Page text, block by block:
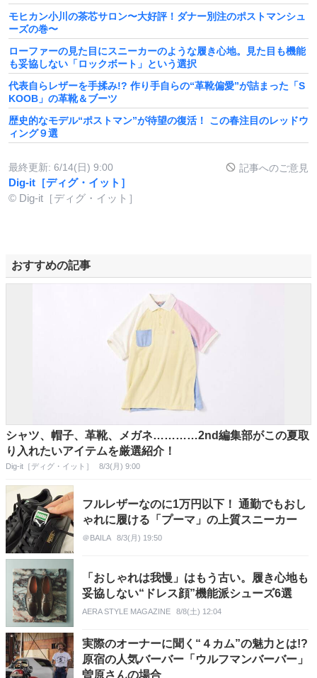
モヒカン小川の茶芯サロン〜大好評！ダナー別注のポストマンシュ
ーズの巻〜
ローファーの見た目にスニーカーのような履き心地。見た目も機能
も妥協しない「ロックボート」という選択
代表自らレザーを手揉み!? 作り手自らの“革靴偏愛”が詰まった「S
KOOB」の革靴＆ブーツ
歴史的なモデル“ポストマン”が待望の復活！ この春注目のレッドウ
ィング９選
最終更新: 6/14(日) 9:00 記事へのご意見
Dig-it［ディグ・イット］
© Dig-it［ディグ・イット］
おすすめの記事
シャツ、帽子、革靴、メガネ…………2nd編集部がこの夏取
り入れたいアイテムを厳選紹介！
Dig-it［ディグ・イット］ 8/3(月) 9:00
フルレザーなのに1万円以下！ 通勤でもおし
ゃれに履ける「プーマ」の上質スニーカー
＠BAILA 8/3(月) 19:50
「おしゃれは我慢」はもう古い。履き心地も
妥協しない“ドレス顔”機能派シューズ6選
AERA STYLE MAGAZINE 8/8(土) 12:04
実際のオーナーに聞く“４カム”の魅力とは!?
原宿の人気バーバー「ウルフマンバーバー」
曽原さんの場合